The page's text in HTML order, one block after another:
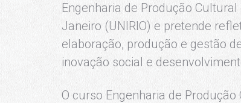
Engenharia de Produção
Janeiro (UNIRIO) e pretende
elaboração, produção e gestão
inovação social e
O curso Engenharia de